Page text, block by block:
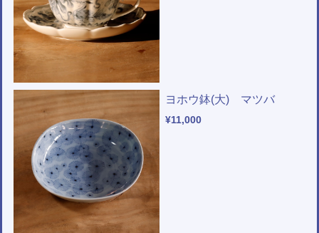
ヨホウ鉢(大) マツバ
¥11,000